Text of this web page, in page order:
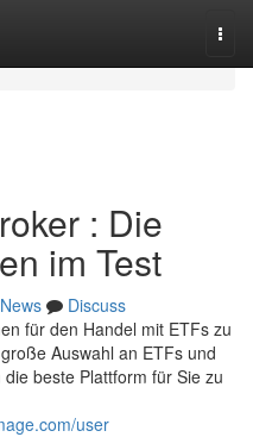
: Die
im Test
News
Discuss
für den Handel mit ETFs zu
Auswahl an ETFs und
beste Plattform für Sie zu
user